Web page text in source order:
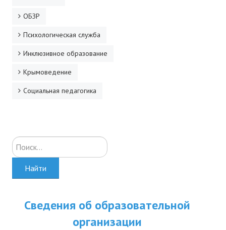
ОБЗР
Психологическая служба
Инклюзивное образование
Крымоведение
Социальная педагогика
Искать...
Найти
Сведения об образовательной
организации